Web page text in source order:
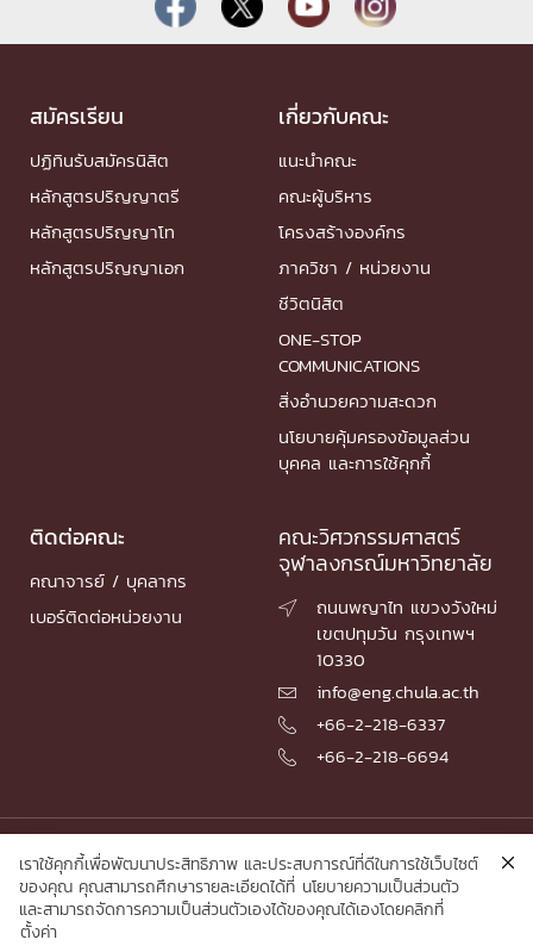
สมัครเรียน
ปฏิทินรับสมัครนิสิต
หลักสูตรปริญญาตรี
หลักสูตรปริญญาโท
หลักสูตรปริญญาเอก
เกี่ยวกับคณะ
แนะนำคณะ
คณะผู้บริหาร
โครงสร้างองค์กร
ภาควิชา / หน่วยงาน
ชีวิตนิสิต
ONE-STOP
COMMUNICATIONS
สิ่งอำนวยความสะดวก
นโยบายคุ้มครองข้อมูลส่วน
บุคคล และการใช้คุกกี้
ติดต่อคณะ
คณาจารย์ / บุคลากร
เบอร์ติดต่อหน่วยงาน
คณะวิศวกรรมศาสตร์
จุฬาลงกรณ์มหาวิทยาลัย

ถนนพญาไท แขวงวังใหม่
เขตปทุมวัน กรุงเทพฯ
10330
 info@eng.chula.ac.th
 +66-2-218-6337
 +66-2-218-6694
© 2026 Faculty of Engineering, Chulalongkorn University
เราใช้คุกกี้เพื่อพัฒนาประสิทธิภาพ และประสบการณ์ที่ดีในการใช้เว็บไซต์
ของคุณ คุณสามารถศึกษารายละเอียดได้ที่ นโยบายความเป็นส่วนตัว
และสามารถจัดการความเป็นส่วนตัวเองได้ของคุณได้เองโดยคลิกที่
ตั้งค่า